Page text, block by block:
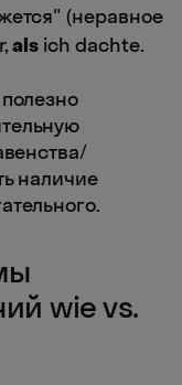
(неравное
als ich dachte.
наличие
wie vs.